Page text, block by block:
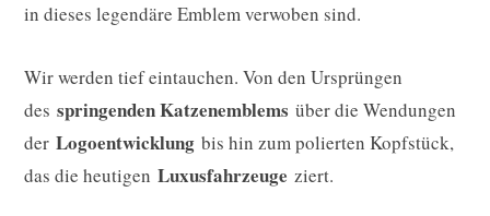
in dieses legendäre Emblem verwoben sind.
Wir werden tief eintauchen. Von den Ursprüngen
des springenden Katzenemblems über die Wendungen
der Logoentwicklung bis hin zum polierten Kopfstück,
das die heutigen Luxusfahrzeuge ziert.